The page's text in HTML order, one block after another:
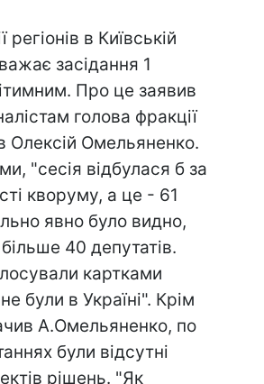
регіонів в Київській
засідання 1
Про це заявив
голова фракції
Олексій Омельяненко.
"сесія відбулася б за
кворуму, а це - 61
явно було видно,
40 депутатів.
картками
були в Україні". Крім
А.Омельяненко, по
були відсутні
рішень. "Як